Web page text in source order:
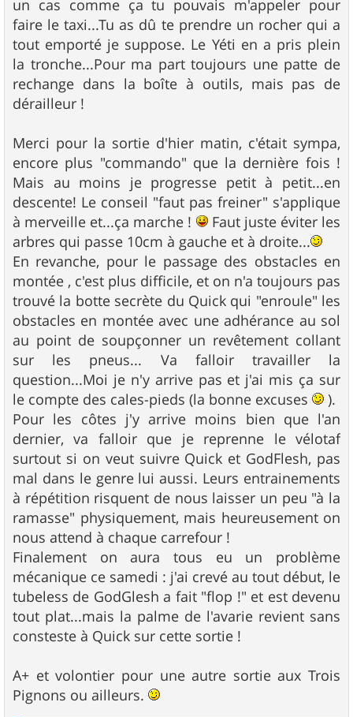
un cas comme ça tu pouvais m'appeler pour
faire le taxi...Tu as dû te prendre un rocher qui a
tout emporté je suppose. Le Yéti en a pris plein
la tronche...Pour ma part toujours une patte de
rechange dans la boîte à outils, mais pas de
dérailleur !
Merci pour la sortie d'hier matin, c'était sympa,
encore plus "commando" que la dernière fois !
Mais au moins je progresse petit à petit...en
descente! Le conseil "faut pas freiner" s'applique
à merveille et...ça marche !
Faut juste éviter les
arbres qui passe 10cm à gauche et à droite...
En revanche, pour le passage des obstacles en
montée , c'est plus difficile, et on n'a toujours pas
trouvé la botte secrète du Quick qui "enroule" les
obstacles en montée avec une adhérance au sol
au point de soupçonner un revêtement collant
sur les pneus... Va falloir travailler la
question...Moi je n'y arrive pas et j'ai mis ça sur
le compte des cales-pieds (la bonne excuses
).
Pour les côtes j'y arrive moins bien que l'an
dernier, va falloir que je reprenne le vélotaf
surtout si on veut suivre Quick et GodFlesh, pas
mal dans le genre lui aussi. Leurs entrainements
à répétition risquent de nous laisser un peu "à la
ramasse" physiquement, mais heureusement on
nous attend à chaque carrefour !
Finalement on aura tous eu un problème
mécanique ce samedi : j'ai crevé au tout début, le
tubeless de GodGlesh a fait "flop !" et est devenu
tout plat...mais la palme de l'avarie revient sans
consteste à Quick sur cette sortie !
A+ et volontier pour une autre sortie aux Trois
Pignons ou ailleurs.